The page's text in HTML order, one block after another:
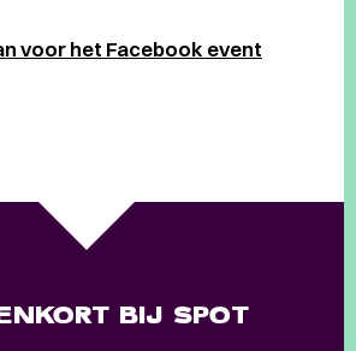
voor het Facebook event
BIJ SPOT